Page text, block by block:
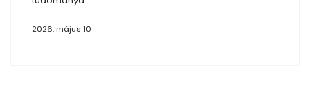
2026. május 10